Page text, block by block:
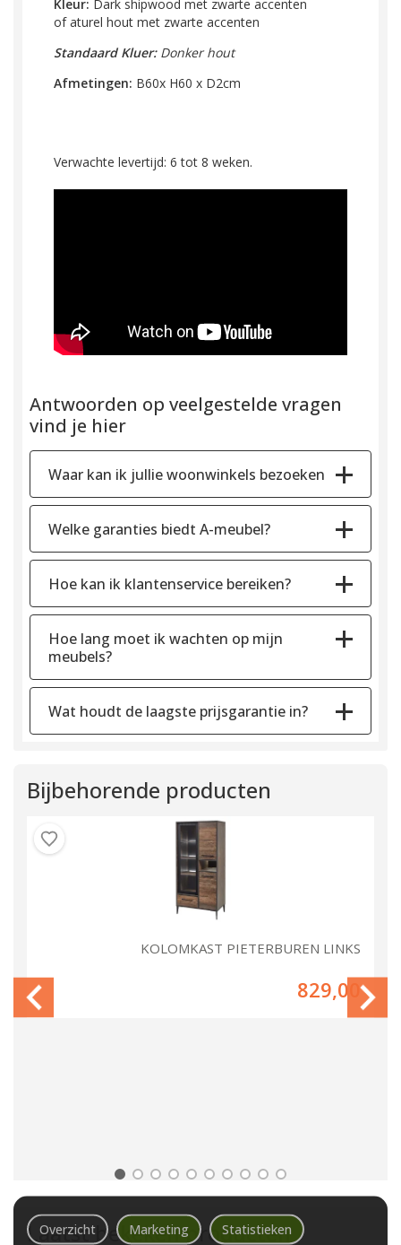
Kleur: Dark shipwood met zwarte accenten
of aturel hout met zwarte accenten
Standaard Kluer:Donker hout
Afmetingen: B60x H60 x D2cm
Verwachte levertijd: 6 tot 8 weken.
Antwoorden op veelgestelde vragen
vind je hier
Waar kan ik jullie woonwinkels bezoeken
Welke garanties biedt A-meubel?
Hoe kan ik klantenservice bereiken?
Hoe lang moet ik wachten op mijn
meubels?
Wat houdt de laagste prijsgarantie in?
Bijbehorende producten
KOLOMKAST PIETERBUREN LINKS
829,00
Laatst bekeken producten
Overzicht Marketing Statistieken